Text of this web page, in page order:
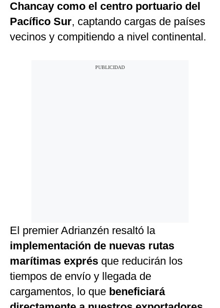
Chancay como el centro portuario del
Pacífico Sur, captando cargas de países
vecinos y compitiendo a nivel continental.
El premier Adrianzén resaltó la
implementación de nuevas rutas
marítimas exprés que reducirán los
tiempos de envío y llegada de
cargamentos, lo que beneficiará